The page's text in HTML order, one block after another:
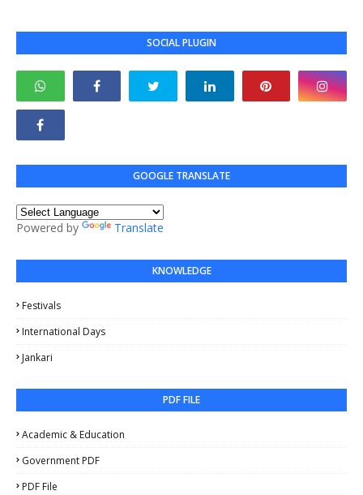
SOCIAL PLUGIN
GOOGLE TRANSLATE
Powered by Translate
KNOWLEDGE
Festivals
International Days
Jankari
PDF FILE
Academic & Education
Government PDF
PDF File